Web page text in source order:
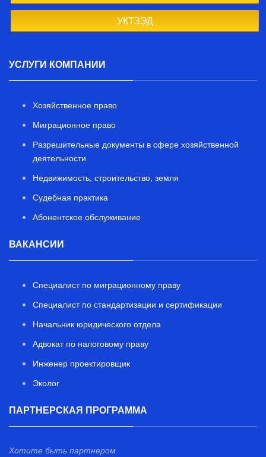
УКТЗЭД
УСЛУГИ КОМПАНИИ
Хозяйственное право
Миграционное право
Разрешительные документы в сфере хозяйственной
деятельности
Недвижимость, строительство, земля
Судебная практика
Абонентское обслуживание
ВАКАНСИИ
Специалист по миграционному праву
Специалист по стандартизации и сертификации
Начальник юридического отдела
Адвокат по налоговому праву
Инженер проектировщик
Эколог
ПАРТНЕРСКАЯ ПРОГРАММА
Хотите быть партнером